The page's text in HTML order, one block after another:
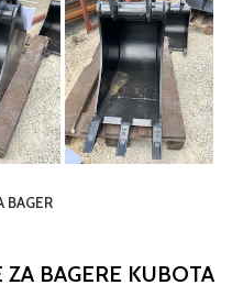
BAGER
BAGERE KUBOTA